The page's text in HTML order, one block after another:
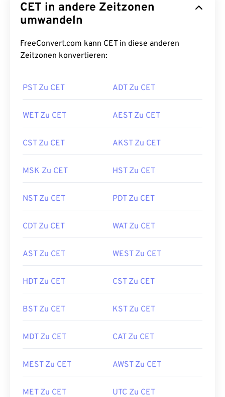
CET in andere Zeitzonen
umwandeln
FreeConvert.com kann CET in diese anderen
Zeitzonen konvertieren:
PST Zu CET ADT Zu CET
WET Zu CET AEST Zu CET
CST Zu CET AKST Zu CET
MSK Zu CET HST Zu CET
NST Zu CET PDT Zu CET
CDT Zu CET WAT Zu CET
AST Zu CET WEST Zu CET
HDT Zu CET CST Zu CET
BST Zu CET KST Zu CET
MDT Zu CET CAT Zu CET
MEST Zu CET AWST Zu CET
MET Zu CET UTC Zu CET